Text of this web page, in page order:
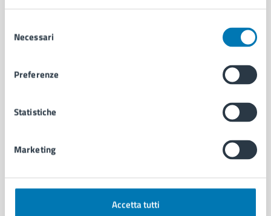
delNecessari
Preferenze
Statistiche
Marketing
Accetta tutti
Uffici
Personale amministrativo
Intranet, posta aziendale e protocollo
CATEGORIE DI SERVIZIO